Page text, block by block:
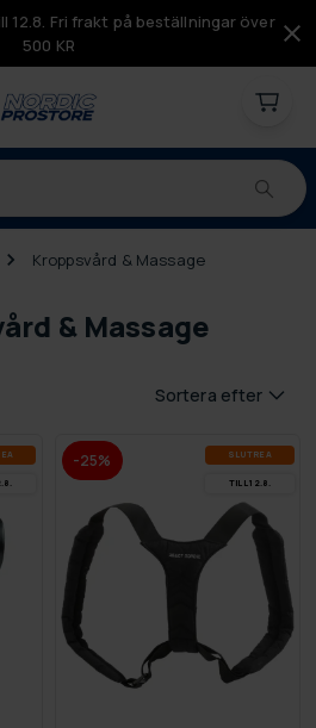
12.8. Fri frakt på beställningar över
500 KR
Kroppsvård & Massage
& Massage
Sortera efter
-25% SLUT­REA
TILL 12.8.